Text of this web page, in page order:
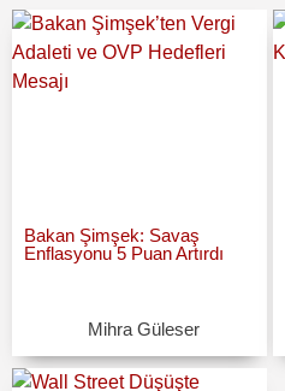
Bakan Şimşek: Savaş
Enflasyonu 5 Puan Artırdı
Mihra Güleser